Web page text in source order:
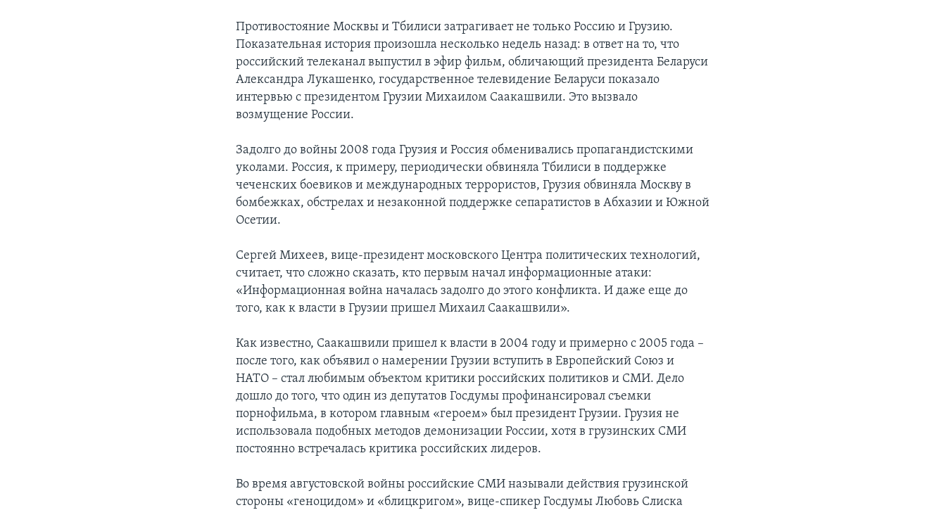
Противостояние Москвы и Тбилиси затрагивает не только Россию и Грузию.
Показательная история произошла несколько недель назад: в ответ на то, что
российский телеканал выпустил в эфир фильм, обличающий президента Беларуси
Александра Лукашенко, государственное телевидение Беларуси показало
интервью с президентом Грузии Михаилом Саакашвили. Это вызвало
возмущение России.
Задолго до войны 2008 года Грузия и Россия обменивались пропагандистскими
уколами. Россия, к примеру, периодически обвиняла Тбилиси в поддержке
чеченских боевиков и международных террористов, Грузия обвиняла Москву в
бомбежках, обстрелах и незаконной поддержке сепаратистов в Абхазии и Южной
Осетии.
Сергей Михеев, вице-президент московского Центра политических технологий,
считает, что сложно сказать, кто первым начал информационные атаки:
«Информационная война началась задолго до этого конфликта. И даже еще до
того, как к власти в Грузии пришел Михаил Саакашвили».
Как известно, Саакашвили пришел к власти в 2004 году и примерно с 2005 года –
после того, как объявил о намерении Грузии вступить в Европейский Союз и
НАТО – стал любимым объектом критики российских политиков и СМИ. Дело
дошло до того, что один из депутатов Госдумы профинансировал съемки
порнофильма, в котором главным «героем» был президент Грузии. Грузия не
использовала подобных методов демонизации России, хотя в грузинских СМИ
постоянно встречалась критика российских лидеров.
Во время августовской войны российские СМИ называли действия грузинской
стороны «геноцидом» и «блицкригом», вице-спикер Госдумы Любовь Слиска